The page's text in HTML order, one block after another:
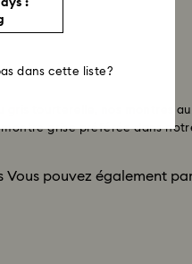
gris tourterelle, nos montres
grise préférée dans
Vous pouvez également
dans cette liste?